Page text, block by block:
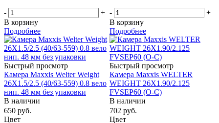
-
+
В корзину
Подробнее
-
+
В корзину
Подробнее
Быстрый просмотр
Камера Maxxis Welter Weight
26X1.5/2.5 (40/63-559) 0.8 вело
нип. 48 мм без упаковки
В наличии
650 руб.
Цвет
Быстрый просмотр
Камера Maxxis WELTER
WEIGHT 26X1.90/2.125
FVSEP60 (O-C)
В наличии
702 руб.
Цвет